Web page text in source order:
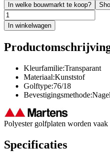
In welke bouwmarkt te koop?
In winkelwagen
Kleurfamilie:Transparant
Materiaal:Kunststof
Golftype:76/18
Polyester golfplaten worden
Specificaties